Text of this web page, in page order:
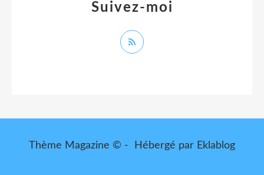
Suivez-moi
Thème Magazine © - Hébergé par Eklablog